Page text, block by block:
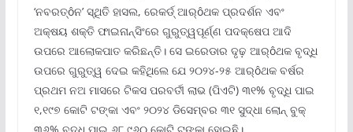
‘ନବରତ୍ôନ’ ସ୍ଥିତି ହାସଲ, ରେକର୍ଡ୍ ଆର୍ôଥକ ପ୍ରଦର୍ଶନ ଏବଂ
ଅକ୍ଷୟ ଶକ୍ତି ଫାଇନାନ୍ସିଂରେ ଗୁରୁତ୍ୱପୂର୍ଣ୍ଣ ପଦକ୍ଷେପ ଆଦି
ଉପରେ ଆଲୋକପାତ କରିଛନ୍ତି। ସେ ଇରେଡାର ଦୃଢ଼ ଆର୍ôଥକ ବୃଦ୍ଧି
ଉପରେ ଗୁରୁତ୍ୱ ଦେଇ କହିଥିଲେ ଯେ ୨୦୨୪-୨୫ ଆର୍ôଥକ ବର୍ଷର
ପ୍ରଥମ ନଅ ମାସରେ ଟିକସ ପରବର୍ତୀ ଲାଭ (ପିଏଟି) ୩୧% ବୃଦ୍ଧି ପାଇ
୧,୧୯୭ କୋଟି ଟଙ୍କା ଏବଂ ୨୦୨୪ ଡିସେମ୍ବର ୩୧ ସୁଦ୍ଧା ଲୋନ୍ ବୁକ୍